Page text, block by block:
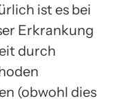
ist es bei
Erkrankung
durch
(obwohl dies